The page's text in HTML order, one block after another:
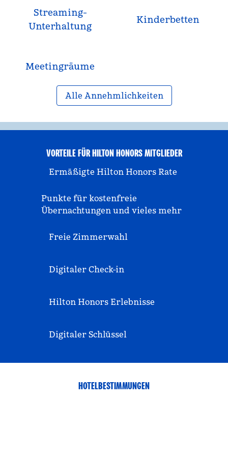
Streaming-
Unterhaltung
Kinderbetten
Meeting­räume
Alle Annehmlichkeiten
VORTEILE FÜR HILTON HONORS MITGLIEDER
Ermäßigte Hilton Honors Rate
Punkte für kostenfreie
Übernachtungen und vieles mehr
Freie Zimmerwahl
Digitaler Check-in
Hilton Honors Erlebnisse
Digitaler Schlüssel
HOTELBESTIMMUNGEN